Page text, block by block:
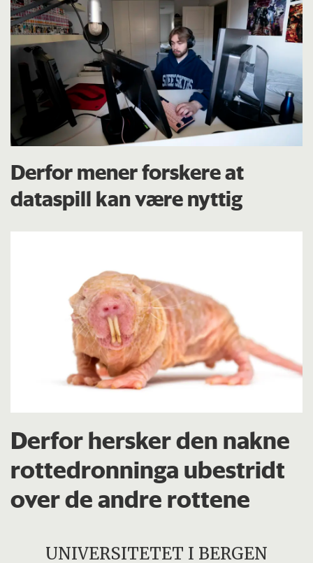
Derfor mener forskere at
dataspill kan være nyttig
Derfor hersker den nakne
rottedronninga ubestridt
over de andre rottene
UNIVERSITETET I BERGEN